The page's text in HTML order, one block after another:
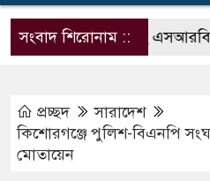
সংবাদ শিরোনাম ::
নাম বদলে আসছে এসআরবি
প্রচ্ছদ
সারাদেশ
কিশোরগঞ্জে পুলিশ-বিএনপি
মোতায়েন